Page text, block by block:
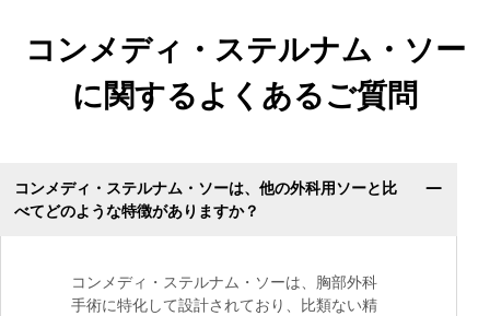
コンメディ・ステルナム・ソー
に関するよくあるご質問
コンメディ・ステルナム・ソーは、他の外科用ソーと比
べてどのような特徴がありますか？
コンメディ・ステルナム・ソーは、胸部外科
手術に特化して設計されており、比類ない精